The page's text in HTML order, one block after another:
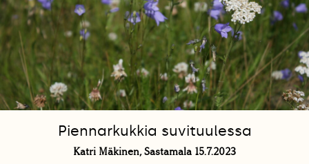
Piennarkukkia suvituulessa
Katri Mäkinen, Sastamala 15.7.2023